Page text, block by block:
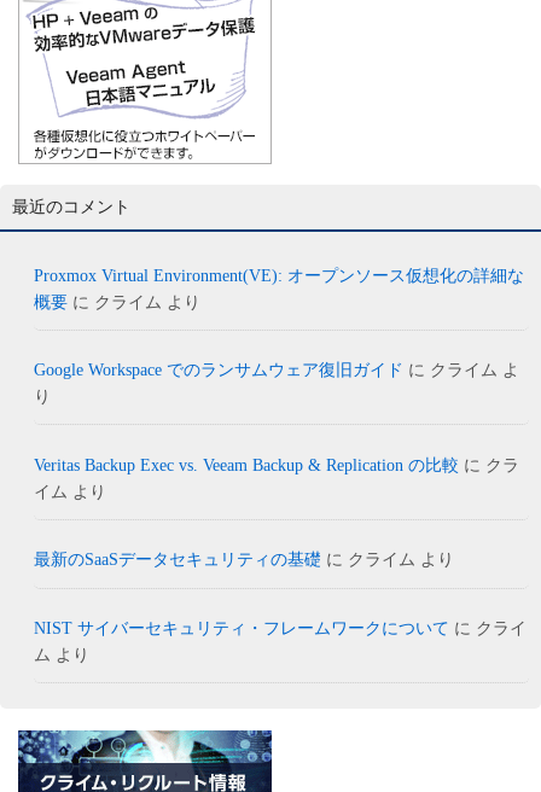
最近のコメント
Proxmox Virtual Environment(VE): オープンソース仮想化の詳細な
概要 に クライム より
Google Workspace でのランサムウェア復旧ガイド に クライム よ
り
Veritas Backup Exec vs. Veeam Backup & Replication の比較 に クラ
イム より
最新のSaaSデータセキュリティの基礎 に クライム より
NIST サイバーセキュリティ・フレームワークについて に クライ
ム より